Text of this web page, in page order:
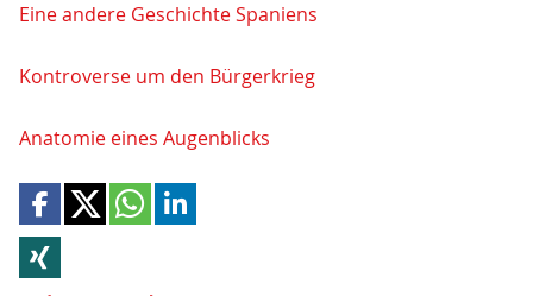
Eine andere Geschichte Spaniens
Kontroverse um den Bürgerkrieg
Anatomie eines Augenblicks